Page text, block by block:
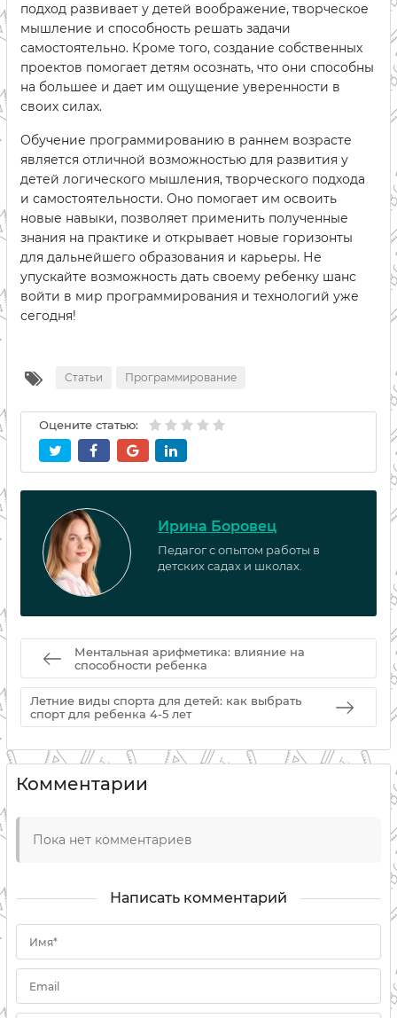
подход развивает у детей воображение, творческое
мышление и способность решать задачи
самостоятельно. Кроме того, создание собственных
проектов помогает детям осознать, что они способны
на большее и дает им ощущение уверенности в
своих силах.
Обучение программированию в раннем возрасте
является отличной возможностью для развития у
детей логического мышления, творческого подхода
и самостоятельности. Оно помогает им освоить
новые навыки, позволяет применить полученные
знания на практике и открывает новые горизонты
для дальнейшего образования и карьеры. Не
упускайте возможность дать своему ребенку шанс
войти в мир программирования и технологий уже
сегодня!
Статьи Программирование
Оцените статью:
Ирина Боровец
Педагог с опытом работы в
детских садах и школах.
Ментальная арифметика: влияние на
способности ребенка
Летние виды спорта для детей: как выбрать
спорт для ребенка 4-5 лет
Комментарии
Пока нет комментариев
Написать комментарий
Имя*
Email